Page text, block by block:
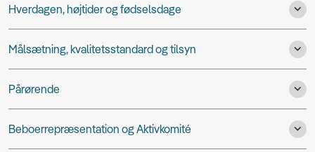
Hverdagen, højtider og fødselsdage
Målsætning, kvalitetsstandard og tilsyn
Pårørende
Beboerrepræsentation og Aktivkomité